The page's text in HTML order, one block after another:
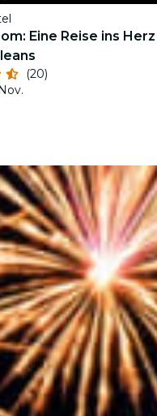
Eine Reise ins Herz
(20)